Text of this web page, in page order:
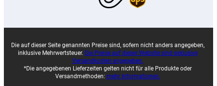
Die auf dieser Seite genannten Preise sind, sofern nicht anders angegeben,
inklusive Mehrwertsteuer. Die Preise auf dieser Website sind exklusive
Versandkosten angegeben.
*Die angegebenen Lieferzeiten gelten nicht für alle Produkte oder
Versandmethoden: mehr Informationen.